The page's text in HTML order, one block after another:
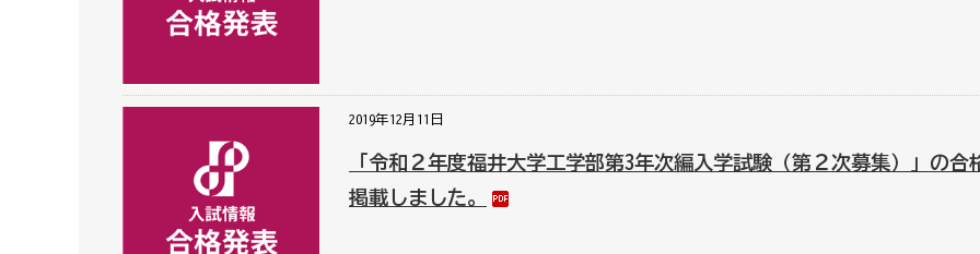
2019年12月11日
「令和２年度福井大学工学部第3年次編入学試験（第２次募集）」の合
掲載しました。